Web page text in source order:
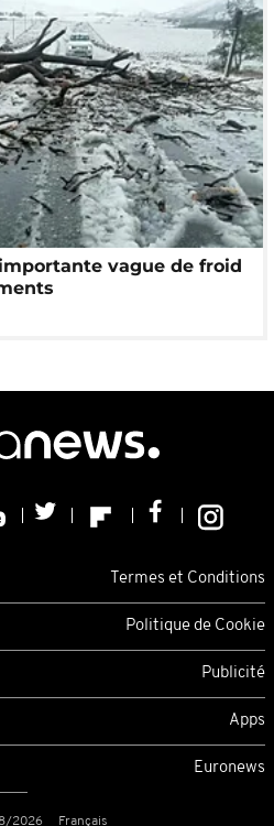
vague de froid
Termes et Conditions
Politique de Cookie
Publicité
Apps
Euronews
2026